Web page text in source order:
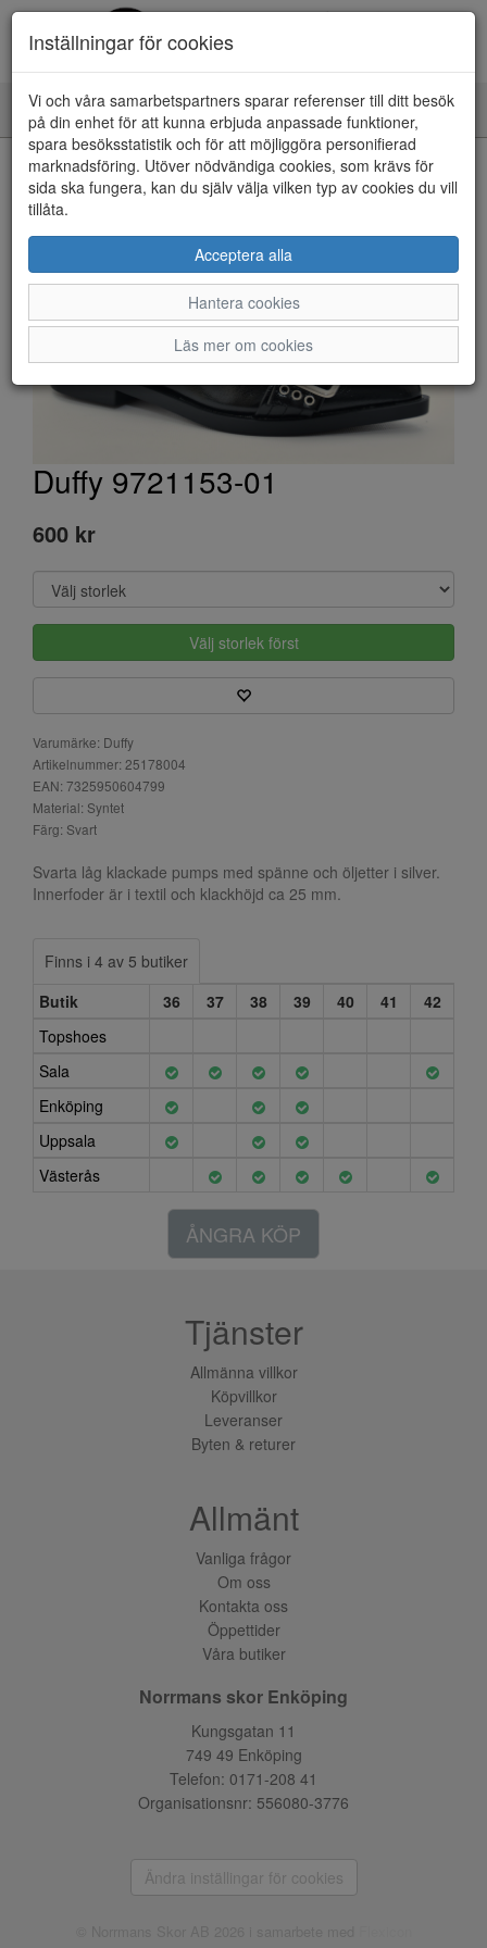
Toggle
navigation
HEM
Duffy 9721153-01
600 kr
Välj storlek först
Varumärke: Duffy
Artikelnummer: 25178004
EAN: 7325950604799
Material: Syntet
Färg: Svart
Svarta låg klackade pumps med spänne och öljetter i silver.
Innerfoder är i textil och klackhöjd ca 25 mm.
Finns i 4 av 5 butiker
Butik
36 37 38 39 40 41
42
Topshoes
Sala
Enköping
Uppsala
Västerås
ÅNGRA KÖP
Inställningar för cookies
Vi och våra samarbetspartners sparar referenser till ditt besök
på din enhet för att kunna erbjuda anpassade funktioner,
spara besöksstatistik och för att möjliggöra personifierad
marknadsföring. Utöver nödvändiga cookies, som krävs för
sida ska fungera, kan du själv välja vilken typ av cookies du vill
tillåta.
Acceptera alla
Hantera cookies
Läs mer om cookies
Tjänster
Allmänna villkor
Köpvillkor
Leveranser
Byten & returer
Allmänt
Vanliga frågor
Om oss
Kontakta oss
Öppettider
Våra butiker
Norrmans skor Enköping
Kungsgatan 11
749 49 Enköping
Telefon: 0171-208 41
Organisationsnr: 556080-3776
Ändra inställingar för cookies